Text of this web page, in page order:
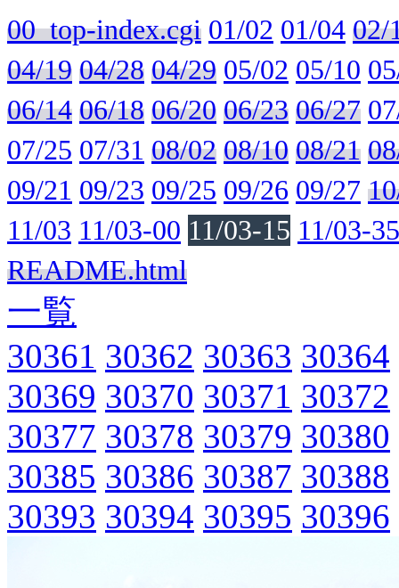
00_top-index.cgi 01/02 01/04 02/
04/19 04/28 04/29 05/02 05/10
06/14 06/18 06/20 06/23 06/27
07/25 07/31 08/02 08/10 08/21
09/21 09/23 09/25 09/26 09/27
11/03 11/03-00 11/03-15 11/03-35
README.html
一覧
30361 30362 30363 30364
30369 30370 30371 30372
30377 30378 30379 30380
30385 30386 30387 30388
30393 30394 30395 30396